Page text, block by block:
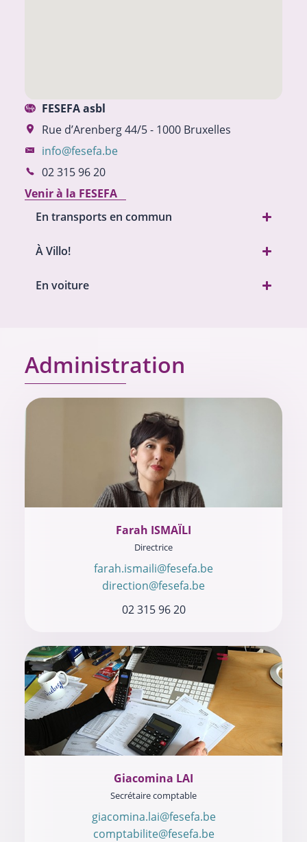
FESEFA asbl
Rue d’Arenberg 44/5 - 1000 Bruxelles
info@fesefa.be
02 315 96 20
Venir à la FESEFA
En transports en commun
À Villo!
En voiture
Administration
Farah ISMAÏLI
Directrice
farah.ismaili@fesefa.be
direction@fesefa.be
02 315 96 20
Giacomina LAI
Secrétaire comptable
giacomina.lai@fesefa.be
comptabilite@fesefa.be